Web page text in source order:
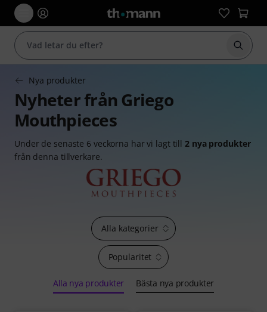
Börja
Nya produkter
Nyheter från Griego
Mouthpieces
Under de senaste 6 veckorna har vi lagt till2 nya produkter
från denna tillverkare.
Popularitet
Alla kategorier
Alla nya produkter Bästa nya produkter